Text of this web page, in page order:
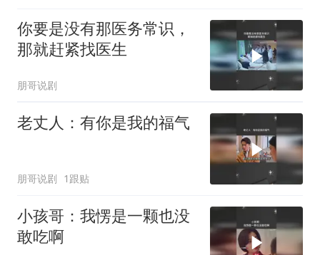
你要是没有那医务常识，
那就赶紧找医生
朋哥说剧
老丈人：有你是我的福气
朋哥说剧 1跟贴
小孩哥：我愣是一颗也没
敢吃啊